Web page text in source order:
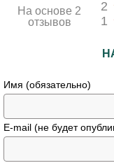
На основе 2
отзывов
2
1
Имя (обязательно)
E-mail (не будет